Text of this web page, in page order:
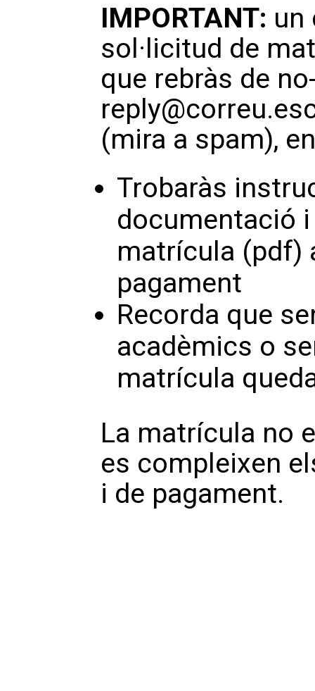
IMPORTANT: un
sol·licitud de
que rebràs de
(mira a spam),
Trobaràs
documentació
matrícula (pdf)
pagament
Recorda que
acadèmics o
matrícula
La matrícula no
es compleixen
i de pagament.